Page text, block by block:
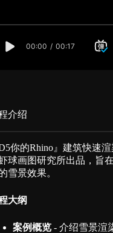
介绍​
D5你的Rhino』建筑快速
球画图研究所出品，旨
雪景效果。
大纲
案例概览 - 介绍雪景渲